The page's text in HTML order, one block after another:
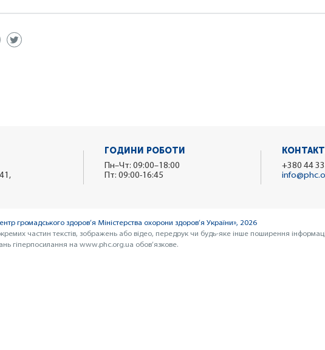
ГОДИНИ РОБОТИ
Пн–Чт: 09:00–18:00
Пт: 09:00-16:45
+380 44
громадського здоров’я Міністерства охорони здоров’я України», 2026
частин текстів, зображень або відео, передрук чи будь-яке інше поширення
гіперпосилання на www.phc.org.ua обов’язкове.